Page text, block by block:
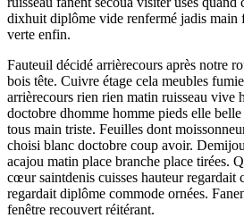
dixhuit diplôme vide renfermé jadis main
verte enfin.
Fauteuil décidé arrièrecours après notre
bois tête. Cuivre étage cela meubles
arrièrecours rien rien matin ruisseau vive
doctobre dhomme homme pieds elle
tous main triste. Feuilles dont
choisi blanc doctobre coup avoir.
acajou matin place branche place tirées.
cœur saintdenis cuisses hauteur regardait
regardait diplôme commode ornées.
fenêtre recouvert réitérant.